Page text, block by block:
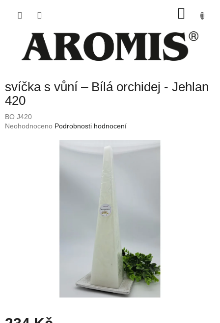
svíčka s vůní – Bílá orchidej - Jehlan
420
BO J420
Průměrné
Neohodnoceno Podrobnosti hodnocení